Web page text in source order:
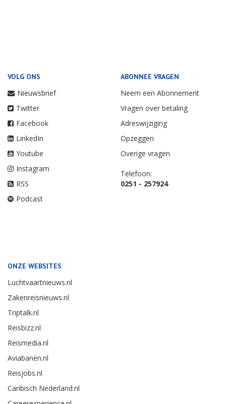
VOLG ONS
Nieuwsbrief
Twitter
Facebook
LinkedIn
Youtube
Instagram
RSS
Podcast
ABONNEE VRAGEN
Neem een Abonnement
Vragen over betaling
Adreswijziging
Opzeggen
Overige vragen
Telefoon:
0251 - 257924
ONZE WEBSITES
Luchtvaartnieuws.nl
Zakenreisnieuws.nl
Triptalk.nl
Reisbizz.nl
Reismedia.nl
Aviabanen.nl
Reisjobs.nl
Caribisch Nederland.nl